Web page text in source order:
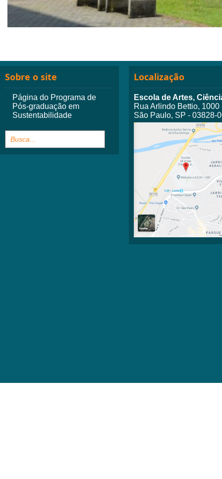
Sobre o site
Página do Programa de
Pós-graduação em
Sustentabilidade
Localização
Escola de Artes,
Rua Arlindo Bettio, 1000
São Paulo, SP - 03828-